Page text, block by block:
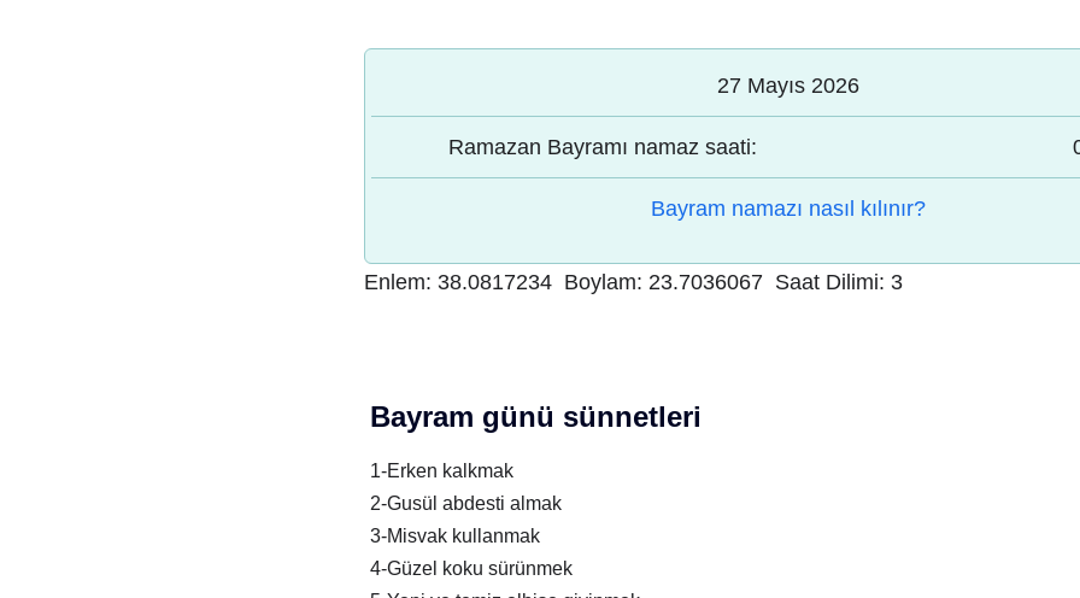
27 Mayıs 2026
Ramazan Bayramı namaz saati:
Bayram namazı nasıl kılınır?
Enlem: 38.0817234 Boylam: 23.7036067 Saat Dilimi: 3
Bayram günü sünnetleri
1-Erken kalkmak
2-Gusül abdesti almak
3-Misvak kullanmak
4-Güzel koku sürünmek